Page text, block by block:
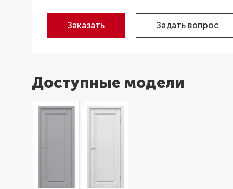
Заказать Задать вопрос
Доступные модели